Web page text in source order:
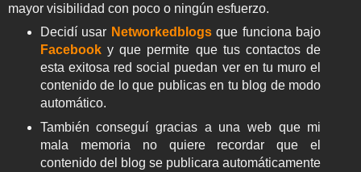
mayor visibilidad con poco o ningún esfuerzo.
Decidí usar Networkedblogsque funciona bajo
Facebooky que permite que tus contactos de
esta exitosa red social puedan ver en tu muro el
contenido de lo que publicas en tu blog de modo
automático.
También conseguí gracias a una web que mi
mala memoria no quiere recordar que el
contenido del blog se publicara automáticamente